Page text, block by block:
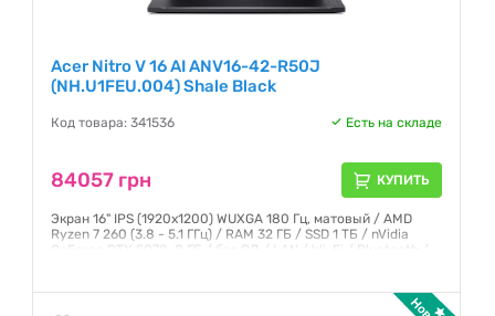
Acer Nitro V 16 AI ANV16-42-R50J
(NH.U1FEU.004) Shale Black
Код товара: 341536 Есть на складе
84057 грн КУПИТЬ
Экран 16" IPS (1920x1200) WUXGA 180 Гц, матовый / AMD
Ryzen 7 260 (3.8 - 5.1 ГГц) / RAM 32 ГБ / SSD 1 ТБ / nVidia
GeForce RTX 5070, 8 ГБ / без ОД / LAN / Wi-Fi / Bluetooth /
Гарантия:12 месяцев